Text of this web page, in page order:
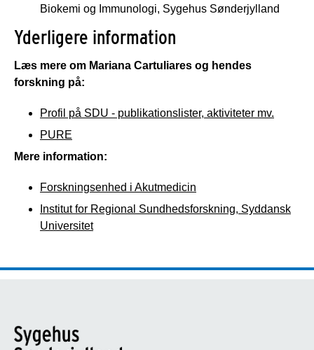
Biokemi og Immunologi, Sygehus Sønderjylland
Yderligere information
Læs mere om Mariana Cartuliares og hendes
forskning på:
Profil på SDU - publikationslister, aktiviteter mv.
PURE
Mere information:
Forskningsenhed i Akutmedicin
Institut for Regional Sundhedsforskning, Syddansk
Universitet